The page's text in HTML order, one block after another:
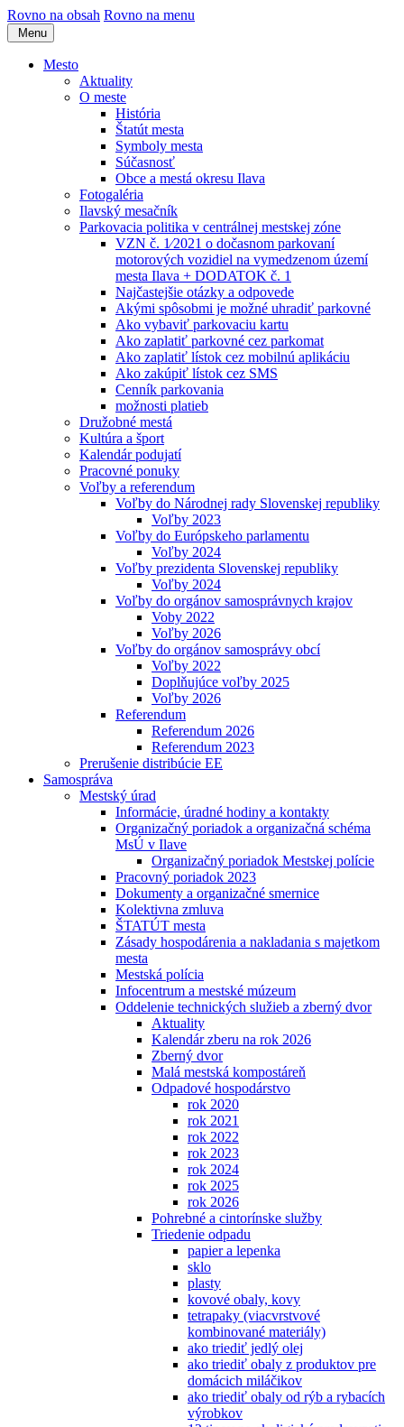
Rovno na obsah Rovno na menu
Menu
Mesto
Aktuality
O meste
História
Štatút mesta
Symboly mesta
Súčasnosť
Obce a mestá okresu Ilava
Fotogaléria
Ilavský mesačník
Parkovacia politika v centrálnej mestskej zóne
VZN č. 1⁄2021 o dočasnom parkovaní
motorových vozidiel na vymedzenom území
mesta Ilava + DODATOK č. 1
Najčastejšie otázky a odpovede
Akými spôsobmi je možné uhradiť parkovné
Ako vybaviť parkovaciu kartu
Ako zaplatiť parkovné cez parkomat
Ako zaplatiť lístok cez mobilnú aplikáciu
Ako zakúpiť lístok cez SMS
Cenník parkovania
možnosti platieb
Družobné mestá
Kultúra a šport
Kalendár podujatí
Pracovné ponuky
Voľby a referendum
Voľby do Národnej rady Slovenskej republiky
Voľby 2023
Voľby do Európskeho parlamentu
Voľby 2024
Voľby prezidenta Slovenskej republiky
Voľby 2024
Voľby do orgánov samosprávnych krajov
Voby 2022
Voľby 2026
Voľby do orgánov samosprávy obcí
Voľby 2022
Doplňujúce voľby 2025
Voľby 2026
Referendum
Referendum 2026
Referendum 2023
Prerušenie distribúcie EE
Samospráva
Mestský úrad
Informácie, úradné hodiny a kontakty
Organizačný poriadok a organizačná schéma
MsÚ v Ilave
Organizačný poriadok Mestskej polície
Pracovný poriadok 2023
Dokumenty a organizačné smernice
Kolektivna zmluva
ŠTATÚT mesta
Zásady hospodárenia a nakladania s majetkom
mesta
Mestská polícia
Infocentrum a mestské múzeum
Oddelenie technických služieb a zberný dvor
Aktuality
Kalendár zberu na rok 2026
Zberný dvor
Malá mestská kompostáreň
Odpadové hospodárstvo
rok 2020
rok 2021
rok 2022
rok 2023
rok 2024
rok 2025
rok 2026
Pohrebné a cintorínske služby
Triedenie odpadu
papier a lepenka
sklo
plasty
kovové obaly, kovy
tetrapaky (viacvrstvové
kombinované materiály)
ako triediť jedlý olej
ako triediť obaly z produktov pre
domácich miláčikov
ako triediť obaly od rýb a rybacích
výrobkov